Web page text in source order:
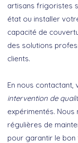
artisans frigoristes
état ou installer
capacité de
des solutions
clients.
En nous contactant,
intervention de
expérimentés.
régulières de
pour garantir le bon